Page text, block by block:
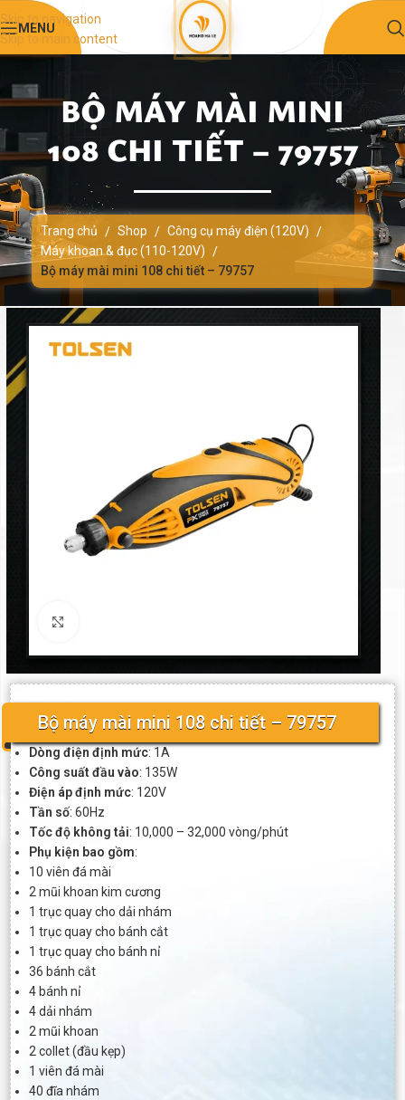
Skip to navigation
Skip to main content
MENU
BỘ MÁY MÀI MINI
108 CHI TIẾT – 79757
Trang chủ / Shop / Công cụ máy điện (120V) /
Máy khoan & đục (110-120V) /
Bộ máy mài mini 108 chi tiết – 79757
Bộ máy mài mini 108 chi tiết – 79757
Dòng điện định mức: 1A
Công suất đầu vào: 135W
Điện áp định mức: 120V
Tần số: 60Hz
Tốc độ không tải: 10,000 – 32,000 vòng/phút
Phụ kiện bao gồm:
10 viên đá mài
2 mũi khoan kim cương
1 trục quay cho dải nhám
1 trục quay cho bánh cắt
1 trục quay cho bánh nỉ
36 bánh cắt
4 bánh nỉ
4 dải nhám
2 mũi khoan
2 collet (đầu kẹp)
1 viên đá mài
40 đĩa nhám